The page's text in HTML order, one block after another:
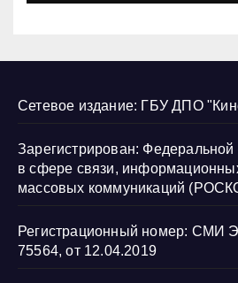
Сетевое издание: ГБУ ДПО
Зарегистрирован:
в сфере связи,
массовых коммуникаций
Регистрационный номер:
75564, от 12.04.2019